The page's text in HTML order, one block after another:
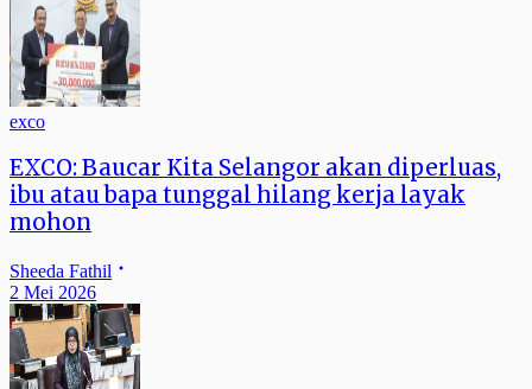
exco
EXCO: Baucar Kita Selangor akan diperluas,
ibu atau bapa tunggal hilang kerja layak
mohon
Sheeda Fathil
2 Mei 2026